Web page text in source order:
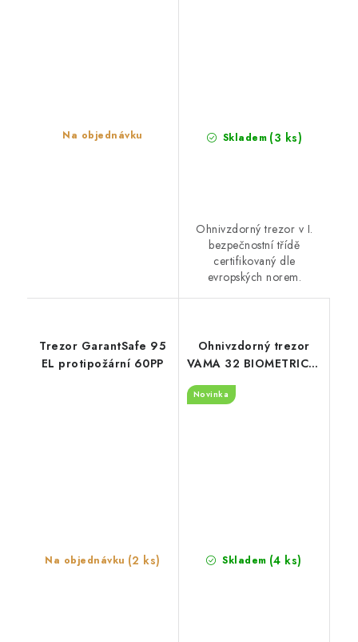
Na objednávku Skladem (3 ks)
Ohnivzdorný trezor v I.
bezpečnostní třídě
certifikovaný dle
evropských norem.
Trezor GarantSafe 95
EL protipožární 60PP
Na objednávku (2 ks)
Ohnivzdorný trezor
VAMA 32 BIOMETRIC –
otisk prstu, S2/LFS
Novinka
Skladem (4 ks)